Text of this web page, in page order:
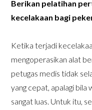
Berikan pelatihan
kecelakaan bagi
Ketika terjadi
mengoperasikan alat
petugas medis tidak
yang cepat, apalagi
sangat luas. Untuk itu,